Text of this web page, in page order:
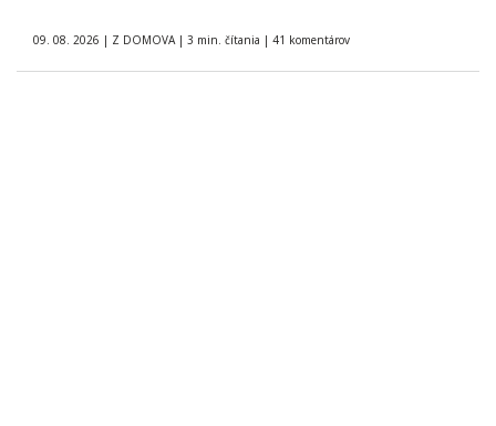
09. 08. 2026 | Z DOMOVA | 3 min. čítania | 41 komentárov